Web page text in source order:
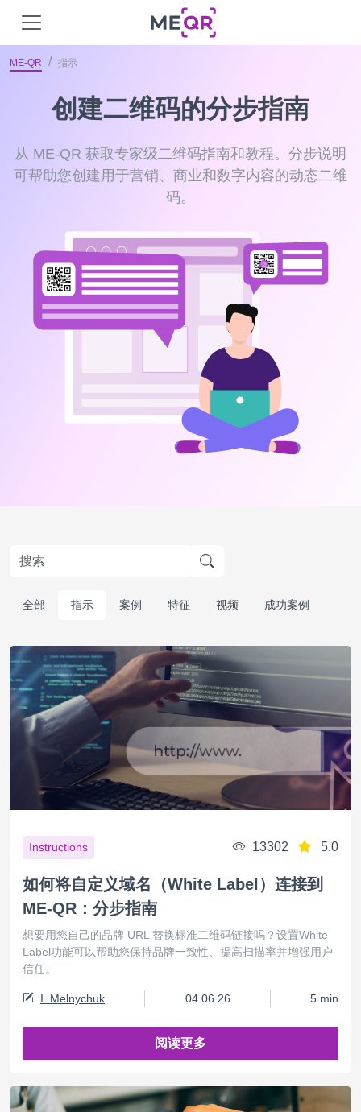
ME-QR 指示
创建二维码的分步指南
从 ME-QR 获取专家级二维码指南和教程。分步说明
可帮助您创建用于营销、商​​业和数字内容的动态二维
码。
全部 指示 案例 特征 视频 成功案例
Instructions 13302 5.0
如何将自定义域名（White Label）连接到
ME-QR：分步指南
想要用您自己的品牌 URL 替换标准二维码链接吗？设置White
Label功能可以帮助您保持品牌一致性、提高扫描率并增强用户
信任。
I. Melnychuk 04.06.26 5 min
阅读更多